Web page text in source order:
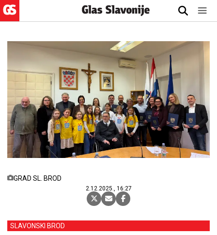
GRAD SL. BROD
2.12.2025., 16:27
SLAVONSKI BROD